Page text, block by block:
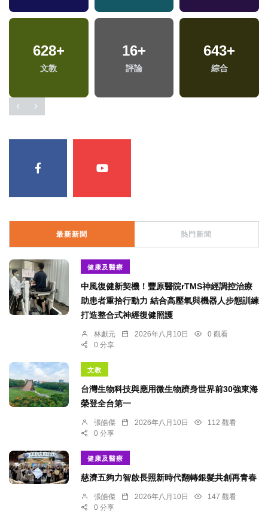
628+
文教
16+
評論
643+
綜合
最新新聞 熱門新聞
健康及醫療
中風復健新契機！豐原醫院rTMS神經調控治療
助患者重拾行動力 結合高壓氧與機器人步態訓練
打造整合式神經復健照護
林獻元 2026年八月10日
0 觀看
0 分享
文教
台灣生物科技與應用微生物躋身世界前30強東海
榮登全台第一
張皓傑 2026年八月10日
112 觀看
0 分享
健康及醫療
慈濟五夠力智啟長照新時代翻轉銀髮共創再青春
張皓傑 2026年八月10日
147 觀看
0 分享